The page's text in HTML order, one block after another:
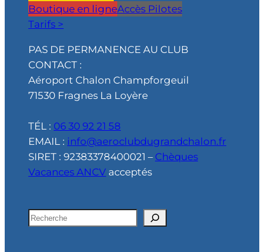
Boutique en ligneAccès Pilotes
Tarifs >
PAS DE PERMANENCE AU CLUB
CONTACT :
Aéroport Chalon Champforgeuil
71530 Fragnes La Loyère
TÉL : 06 30 92 21 58
EMAIL : info@aeroclubdugrandchalon.fr
SIRET : 92383378400021 – Chèques
Vacances ANCV acceptés
R